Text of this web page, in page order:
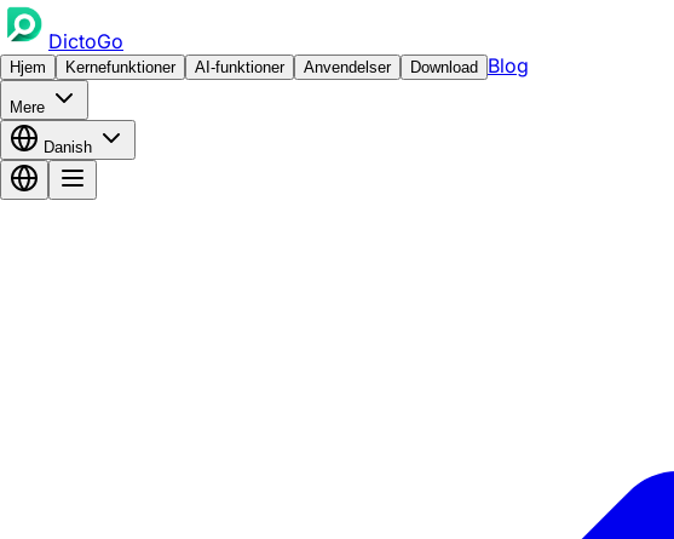
DictoGo
Hjem Kernefunktioner AI-funktioner Anvendelser Download Blog
Mere
Danish